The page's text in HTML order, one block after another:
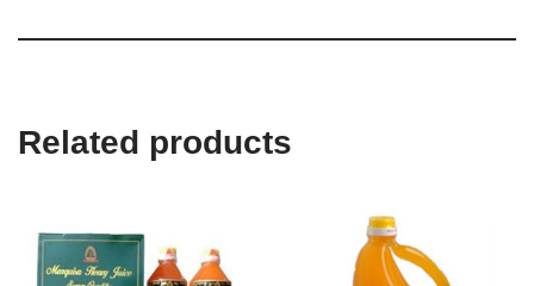
Related products